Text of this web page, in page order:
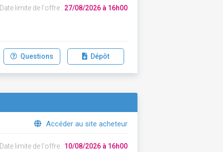
Date limite de l'offre : 27/08/2026 à 16h00
Questions Dépôt
Accéder au site acheteur
Date limite de l'offre : 10/08/2026 à 16h00